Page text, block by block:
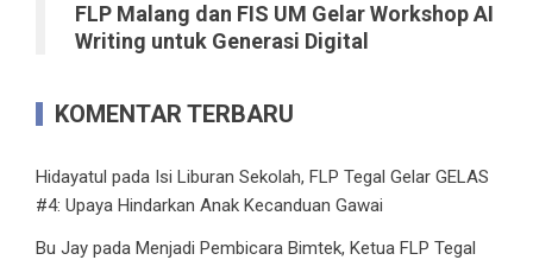
FLP Malang dan FIS UM Gelar Workshop AI
Writing untuk Generasi Digital
KOMENTAR TERBARU
Hidayatul pada Isi Liburan Sekolah, FLP Tegal Gelar GELAS
#4: Upaya Hindarkan Anak Kecanduan Gawai
Bu Jay pada Menjadi Pembicara Bimtek, Ketua FLP Tegal